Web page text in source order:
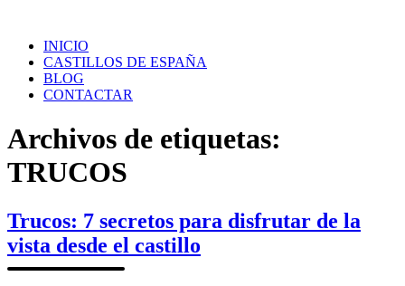
contenidoINICIO
CASTILLOS DE ESPAÑA
BLOG
CONTACTAR
Archivos de etiquetas:
TRUCOS
Trucos: 7 secretos para disfrutar de la
vista desde el castillo